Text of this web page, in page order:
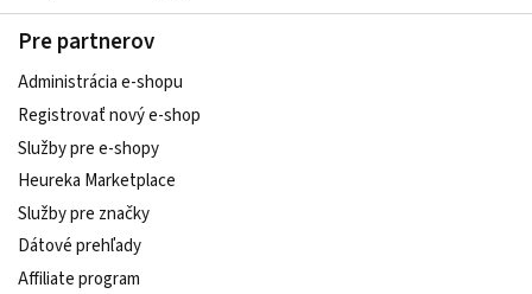
Pre partnerov
Administrácia e-shopu
Registrovať nový e-shop
Služby pre e‑shopy
Heureka Marketplace
Služby pre značky
Dátové prehľady
Affiliate program